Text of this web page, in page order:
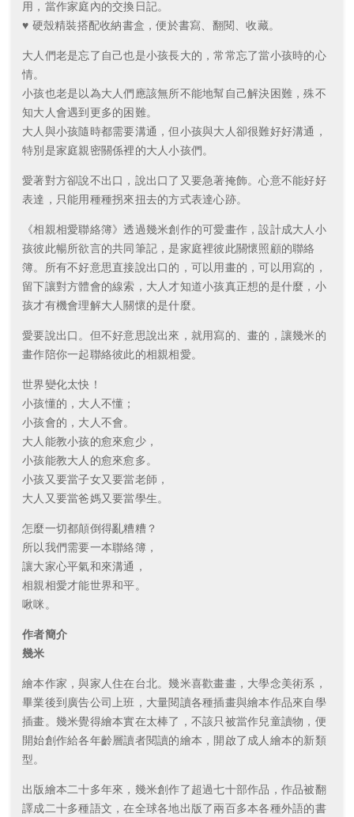
用，當作家庭內的交換日記。
♥ 硬殼精裝搭配收納書盒，便於書寫、翻閱、收藏。
大人們老是忘了自己也是小孩長大的，常常忘了當小孩時的心
情。
小孩也老是以為大人們應該無所不能地幫自己解決困難，殊不
知大人會遇到更多的困難。
大人與小孩隨時都需要溝通，但小孩與大人卻很難好好溝通，
特別是家庭親密關係裡的大人小孩們。
愛著對方卻說不出口，說出口了又要急著掩飾。心意不能好好
表達，只能用種種拐來扭去的方式表達心跡。
《相親相愛聯絡簿》透過幾米創作的可愛畫作，設計成大人小
孩彼此暢所欲言的共同筆記，是家庭裡彼此關懷照顧的聯絡
簿。所有不好意思直接說出口的，可以用畫的，可以用寫的，
留下讓對方體會的線索，大人才知道小孩真正想的是什麼，小
孩才有機會理解大人關懷的是什麼。
愛要說出口。但不好意思說出來，就用寫的、畫的，讓幾米的
畫作陪你一起聯絡彼此的相親相愛。
世界變化太快！
小孩懂的，大人不懂；
小孩會的，大人不會。
大人能教小孩的愈來愈少，
小孩能教大人的愈來愈多。
小孩又要當子女又要當老師，
大人又要當爸媽又要當學生。
怎麼一切都顛倒得亂糟糟？
所以我們需要一本聯絡簿，
讓大家心平氣和來溝通，
相親相愛才能世界和平。
啾咪。
作者簡介
幾米
繪本作家，與家人住在台北。幾米喜歡畫畫，大學念美術系，
畢業後到廣告公司上班，大量閱讀各種插畫與繪本作品來自學
插畫。幾米覺得繪本實在太棒了，不該只被當作兒童讀物，便
開始創作給各年齡層讀者閱讀的繪本，開啟了成人繪本的新類
型。
出版繪本二十多年來，幾米創作了超過七十部作品，作品被翻
譯成二十多種語文，在全球各地出版了兩百多本各種外語的書